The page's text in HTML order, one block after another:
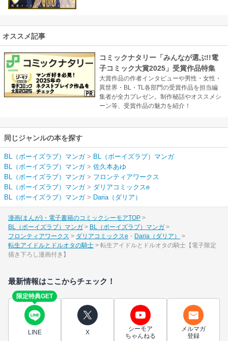
オススメ記事
コミックナタリー「みんなが選ぶ!!電
子コミック大賞2025」受賞作品特集
大賞作品の作者インタビューや男性・女性・
異世界・BL・TL各部門の受賞作品を担当編
集者が全力プレゼン。制作秘話やオススメシ
ーン等、受賞作品の魅力を紹介！
同じジャンルの本を探す
BL（ボーイズラブ）マンガ> BL（ボーイズラブ）マンガ
BL（ボーイズラブ）マンガ> 佐久本あゆ
BL（ボーイズラブ）マンガ> フロンティアワークス
BL（ボーイズラブ）マンガ> ダリアコミックスe
BL（ボーイズラブ）マンガ> Daria（ダリア）
漫画(まんが)・電子書籍のコミックシーモアTOP
BL（ボーイズラブ）マンガ
BL（ボーイズラブ）マンガ
フロンティアワークス
ダリアコミックスe
Daria（ダリア）
転生アイドルとドルオタの騎士
転生アイドルとドルオタの騎士【電子限定
描き下ろし漫画付き】
最新情報はここからチェック！
限定特典GET
LINE X
シーモア
ちゃんねる
メルマガ
登録